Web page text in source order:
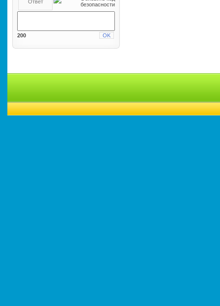
200